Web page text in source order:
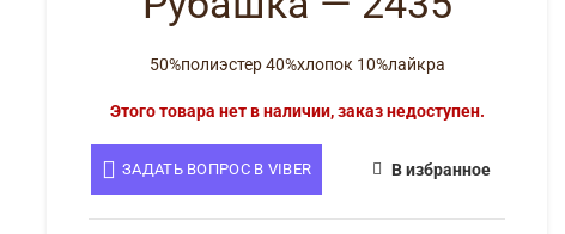
50%полиэстер 40%хлопок 10%лайкра
Этого товара нет в наличии, заказ недоступен.
ЗАДАТЬ ВОПРОС В VIBER В избранное